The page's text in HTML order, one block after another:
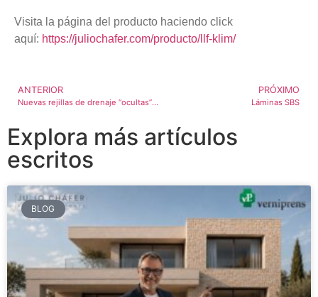
Visita la página del producto haciendo click
aquí: https://juliochafer.com/producto/llf-klim/
ANTERIOR
Nuevas rejillas de drenaje “ocultas” de Dakota
PRÓXIMO
Láminas SBS
Explora más artículos
escritos
BLOG